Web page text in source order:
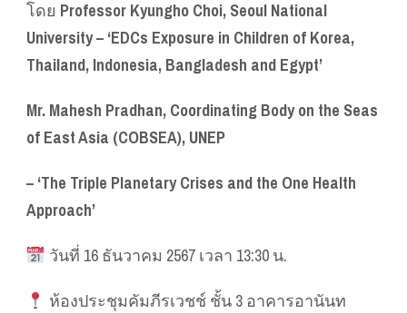
โดย Professor Kyungho Choi, Seoul National
University – ‘EDCs Exposure in Children of Korea,
Thailand, Indonesia, Bangladesh and Egypt’
Mr. Mahesh Pradhan, Coordinating Body on the Seas
of East Asia (COBSEA), UNEP
– ‘The Triple Planetary Crises and the One Health
Approach’
วันที่ 16 ธันวาคม 2567 เวลา 13:30 น.
ห้องประชุมคัมภีรเวชช์ ชั้น 3 อาคารอานันท